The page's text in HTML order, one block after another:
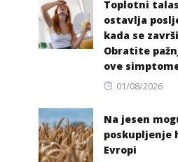
Toplotni talas
ostavlja
kada se
Obratite
ove
Posted
01/08/2026
Na jesen
poskupljenje
Evropi